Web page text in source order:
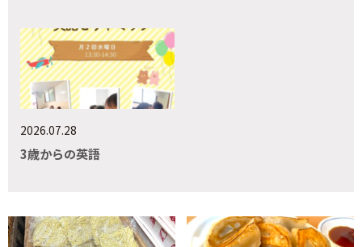
2026.07.28
3歳からの英語